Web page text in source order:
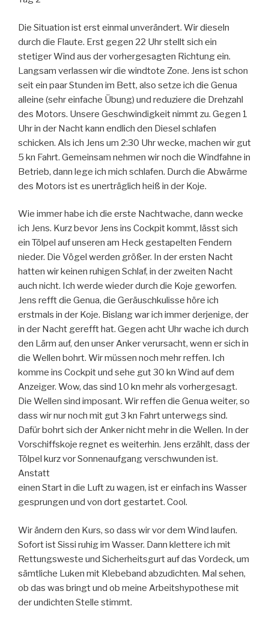
Die Situation ist erst einmal unverändert. Wir dieseln
durch die Flaute. Erst gegen 22 Uhr stellt sich ein
stetiger Wind aus der vorhergesagten Richtung ein.
Langsam verlassen wir die windtote Zone. Jens ist schon
seit ein paar Stunden im Bett, also setze ich die Genua
alleine (sehr einfache Übung) und reduziere die Drehzahl
des Motors. Unsere Geschwindigkeit nimmt zu. Gegen 1
Uhr in der Nacht kann endlich den Diesel schlafen
schicken. Als ich Jens um 2:30 Uhr wecke, machen wir gut
5 kn Fahrt. Gemeinsam nehmen wir noch die Windfahne in
Betrieb, dann lege ich mich schlafen. Durch die Abwärme
des Motors ist es unerträglich heiß in der Koje.
Wie immer habe ich die erste Nachtwache, dann wecke
ich Jens. Kurz bevor Jens ins Cockpit kommt, lässt sich
ein Tölpel auf unseren am Heck gestapelten Fendern
nieder. Die Vögel werden größer. In der ersten Nacht
hatten wir keinen ruhigen Schlaf, in der zweiten Nacht
auch nicht. Ich werde wieder durch die Koje geworfen.
Jens refft die Genua, die Geräuschkulisse höre ich
erstmals in der Koje. Bislang war ich immer derjenige, der
in der Nacht gerefft hat. Gegen acht Uhr wache ich durch
den Lärm auf, den unser Anker verursacht, wenn er sich in
die Wellen bohrt. Wir müssen noch mehr reffen. Ich
komme ins Cockpit und sehe gut 30 kn Wind auf dem
Anzeiger. Wow, das sind 10 kn mehr als vorhergesagt.
Die Wellen sind imposant. Wir reffen die Genua weiter, so
dass wir nur noch mit gut 3 kn Fahrt unterwegs sind.
Dafür bohrt sich der Anker nicht mehr in die Wellen. In der
Vorschiffskoje regnet es weiterhin. Jens erzählt, dass der
Tölpel kurz vor Sonnenaufgang verschwunden ist.
Anstatt
einen Start in die Luft zu wagen, ist er einfach ins Wasser
gesprungen und von dort gestartet. Cool.
Wir ändern den Kurs, so dass wir vor dem Wind laufen.
Sofort ist Sissi ruhig im Wasser. Dann klettere ich mit
Rettungsweste und Sicherheitsgurt auf das Vordeck, um
sämtliche Luken mit Klebeband abzudichten. Mal sehen,
ob das was bringt und ob meine Arbeitshypothese mit
der undichten Stelle stimmt.